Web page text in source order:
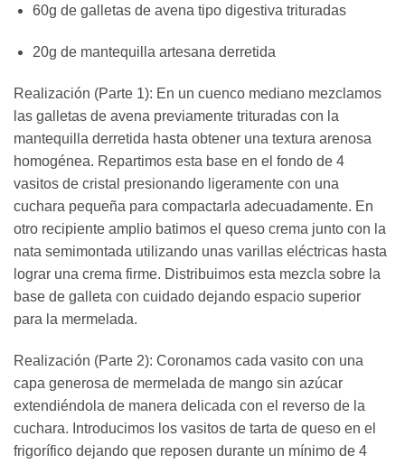
60g de galletas de avena tipo digestiva trituradas
20g de mantequilla artesana derretida
Realización (Parte 1): En un cuenco mediano mezclamos
las galletas de avena previamente trituradas con la
mantequilla derretida hasta obtener una textura arenosa
homogénea. Repartimos esta base en el fondo de 4
vasitos de cristal presionando ligeramente con una
cuchara pequeña para compactarla adecuadamente. En
otro recipiente amplio batimos el queso crema junto con la
nata semimontada utilizando unas varillas eléctricas hasta
lograr una crema firme. Distribuimos esta mezcla sobre la
base de galleta con cuidado dejando espacio superior
para la mermelada.
Realización (Parte 2): Coronamos cada vasito con una
capa generosa de mermelada de mango sin azúcar
extendiéndola de manera delicada con el reverso de la
cuchara. Introducimos los vasitos de tarta de queso en el
frigorífico dejando que reposen durante un mínimo de 4